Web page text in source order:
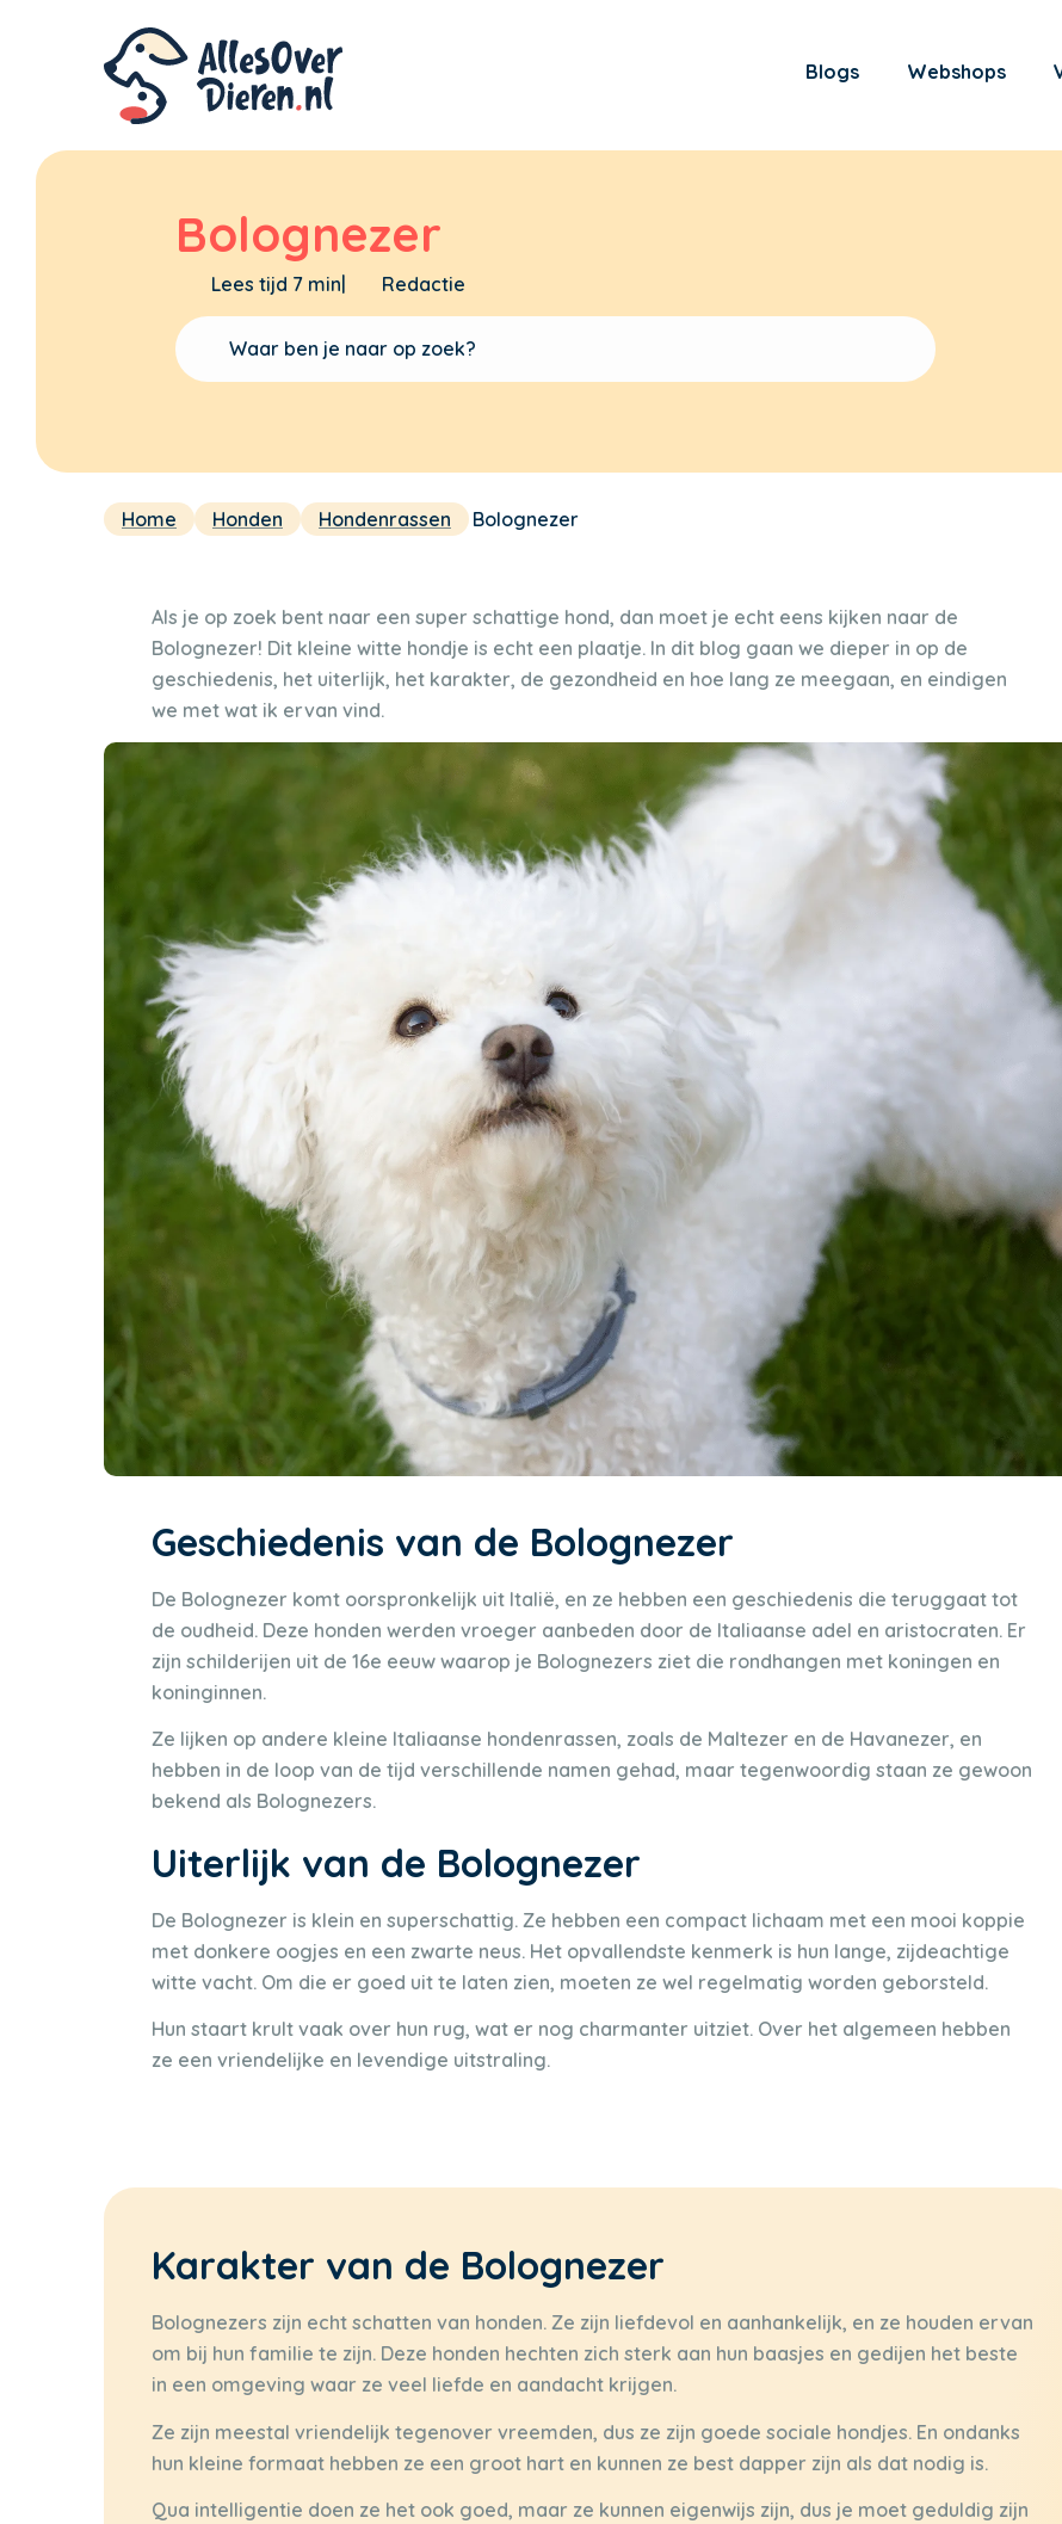
Blogs Webshops
Bolognezer
Lees tijd 7 min| Redactie
Home Honden Hondenrassen Bolognezer
Als je op zoek bent naar een super schattige hond, dan moet je echt eens kijken naar de
Bolognezer! Dit kleine witte hondje is echt een plaatje. In dit blog gaan we dieper in op de
geschiedenis, het uiterlijk, het karakter, de gezondheid en hoe lang ze meegaan, en eindigen
we met wat ik ervan vind.
Geschiedenis van de Bolognezer
De Bolognezer komt oorspronkelijk uit Italië, en ze hebben een geschiedenis die teruggaat tot
de oudheid. Deze honden werden vroeger aanbeden door de Italiaanse adel en aristocraten. Er
zijn schilderijen uit de 16e eeuw waarop je Bolognezers ziet die rondhangen met koningen en
koninginnen.
Ze lijken op andere kleine Italiaanse hondenrassen, zoals de Maltezer en de Havanezer, en
hebben in de loop van de tijd verschillende namen gehad, maar tegenwoordig staan ze gewoon
bekend als Bolognezers.
Uiterlijk van de Bolognezer
De Bolognezer is klein en superschattig. Ze hebben een compact lichaam met een mooi koppie
met donkere oogjes en een zwarte neus. Het opvallendste kenmerk is hun lange, zijdeachtige
witte vacht. Om die er goed uit te laten zien, moeten ze wel regelmatig worden geborsteld.
Hun staart krult vaak over hun rug, wat er nog charmanter uitziet. Over het algemeen hebben
ze een vriendelijke en levendige uitstraling.
Karakter van de Bolognezer
Bolognezers zijn echt schatten van honden. Ze zijn liefdevol en aanhankelijk, en ze houden ervan
om bij hun familie te zijn. Deze honden hechten zich sterk aan hun baasjes en gedijen het beste
in een omgeving waar ze veel liefde en aandacht krijgen.
Ze zijn meestal vriendelijk tegenover vreemden, dus ze zijn goede sociale hondjes. En ondanks
hun kleine formaat hebben ze een groot hart en kunnen ze best dapper zijn als dat nodig is.
Qua intelligentie doen ze het ook goed, maar ze kunnen eigenwijs zijn, dus je moet geduldig zijn